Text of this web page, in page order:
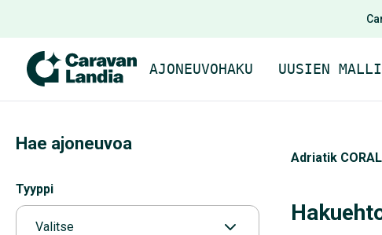
AJONEUVOHAKU UUSIEN
Hae ajoneuvoa
Tyyppi
Valitse
Adriatik